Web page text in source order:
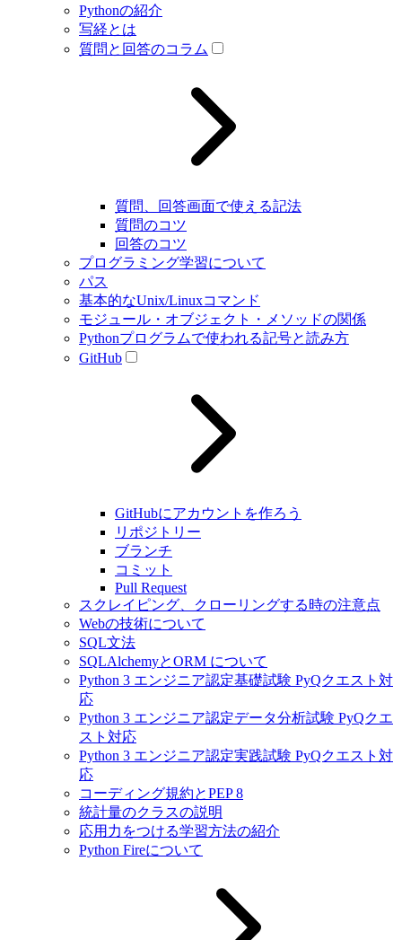
Pythonの紹介
写経とは
質問と回答のコラム
質問、回答画面で使える記法
質問のコツ
回答のコツ
プログラミング学習について
パス
基本的なUnix/Linuxコマンド
モジュール・オブジェクト・メソッドの関係
Pythonプログラムで使われる記号と読み方
GitHub
GitHubにアカウントを作ろう
リポジトリー
ブランチ
コミット
Pull Request
スクレイピング、クローリングする時の注意点
Webの技術について
SQL文法
SQLAlchemyとORM について
Python 3 エンジニア認定基礎試験 PyQクエスト対
応
Python 3 エンジニア認定データ分析試験 PyQクエ
スト対応
Python 3 エンジニア認定実践試験 PyQクエスト対
応
コーディング規約とPEP 8
統計量のクラスの説明
応用力をつける学習方法の紹介
Python Fireについて